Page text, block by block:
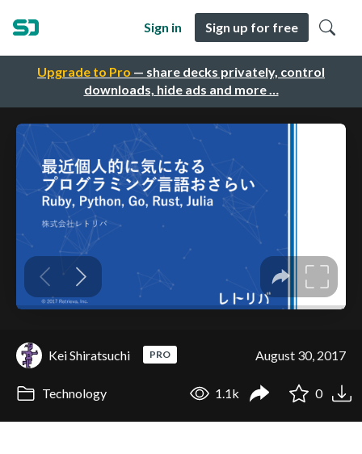
Upgrade to Pro — share decks privately, control
downloads, hide ads and more …
Sign in Sign up for free
Kei Shiratsuchi PRO August 30, 2017
Technology 1.1k 0